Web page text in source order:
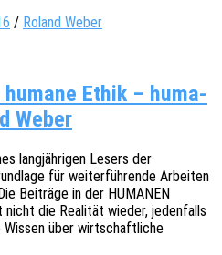
/ Roland Weber
Ethik – huma­
Weber
lang­jäh­ri­gen Lesers der
für weiter­füh­ren­de Arbei­ten
Beiträ­ge in der HUMANEN
nicht die Reali­tät wieder, jeden­falls
Wissen über wirt­schaft­li­che